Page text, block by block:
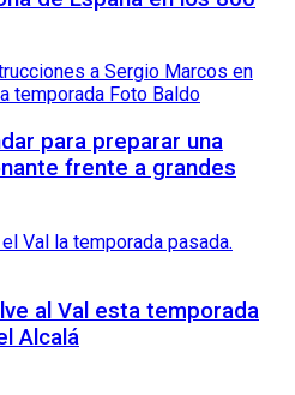
para preparar una
frente a grandes
al Val esta temporada
Alcalá